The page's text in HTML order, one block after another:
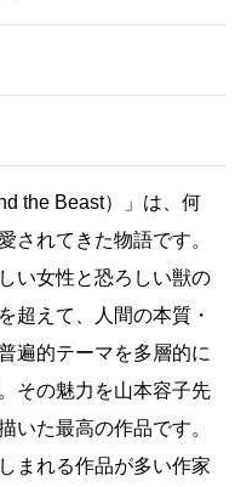
the Beast）」は、何
されてきた物語です。
い女性と恐ろしい獣の
超えて、人間の本質・
遍的テーマを多層的に
その魅力を山本容子先
いた最高の作品です。
まれる作品が多い作家